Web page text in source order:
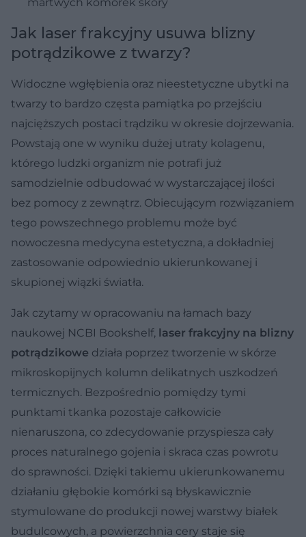
Jak laser frakcyjny usuwa blizny
potrądzikowe z twarzy?
Widoczne wgłębienia oraz nieestetyczne ubytki na
twarzy to bardzo częsta pamiątka po przejściu
najcięższych postaci trądziku w okresie dojrzewania.
Powstają one w wyniku dużej utraty kolagenu,
którego ludzki organizm nie potrafi już
samodzielnie odbudować w wystarczającej ilości
bez pomocy z zewnątrz. Obiecującym rozwiązaniem
tego powszechnego problemu może być
nowoczesna medycyna estetyczna, a dokładniej
zastosowanie odpowiednio ukierunkowanej i
skupionej wiązki światła.
Jak czytamy w opracowaniu na łamach bazy
naukowej NCBI Bookshelf, laser frakcyjny na blizny
potrądzikowe działa poprzez tworzenie w skórze
mikroskopijnych kolumn delikatnych uszkodzeń
termicznych. Bezpośrednio pomiędzy tymi
punktami tkanka pozostaje całkowicie
nienaruszona, co zdecydowanie przyspiesza cały
proces naturalnego gojenia i skraca czas powrotu
do sprawności. Dzięki takiemu ukierunkowanemu
działaniu głębokie komórki są błyskawicznie
stymulowane do produkcji nowej warstwy białek
budulcowych, a powierzchnia cery staje się